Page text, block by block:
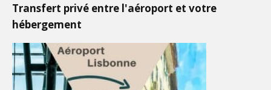
Transfert privé entre l'aéroport et votre
hébergement